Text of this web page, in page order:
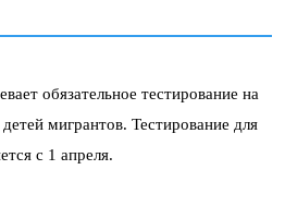
обязательное тестирование на
мигрантов. Тестирование для
с 1 апреля.